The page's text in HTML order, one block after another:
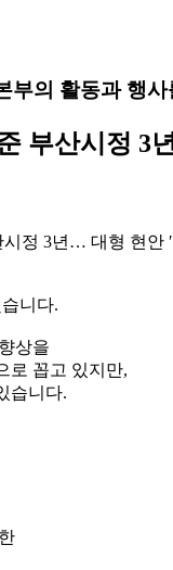
부의 활동과 행
부산시정 3
니다.
상을
로 꼽고 있지만,
습니다.